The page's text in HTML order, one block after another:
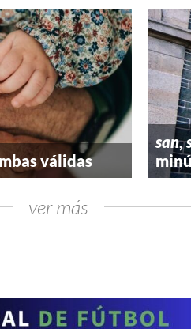
válidas
san,
ver más